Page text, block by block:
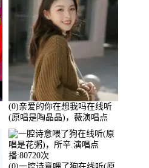
(0)亲爱的你在想我吗在线听
(原唱是陶晶晶)，薇演唱点
播:159722次